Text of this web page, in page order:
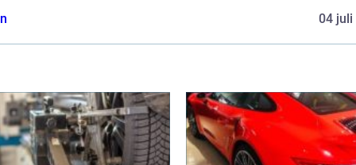
04 juli